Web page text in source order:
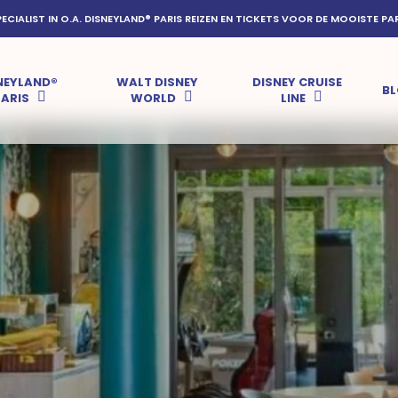
IN O.A. DISNEYLAND® PARIS REIZEN EN TICKETS VOOR DE MOOISTE
WALT DISNEY
WORLD
DISNEY CRUISE
LINE